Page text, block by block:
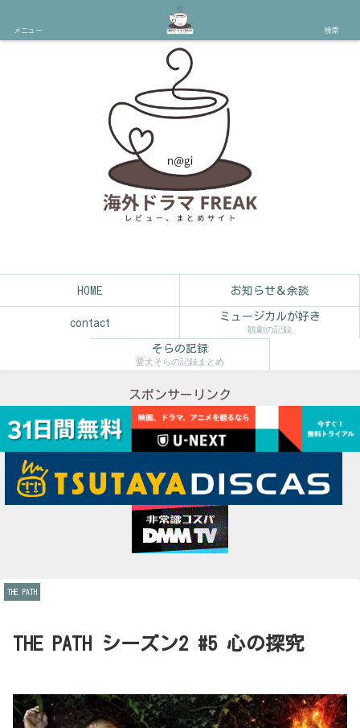
HOME お知らせ＆余談
contact
ミュージカルが好き
観劇の記録
そらの記録
愛犬そらの記録まとめ
スポンサーリンク
THE PATH シーズン2 #5 心の探究
THE PATH
メニュー 検索